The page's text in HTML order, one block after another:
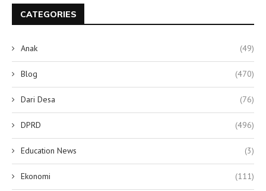
CATEGORIES
Anak (49)
Blog (470)
Dari Desa (76)
DPRD (496)
Education News (3)
Ekonomi (111)